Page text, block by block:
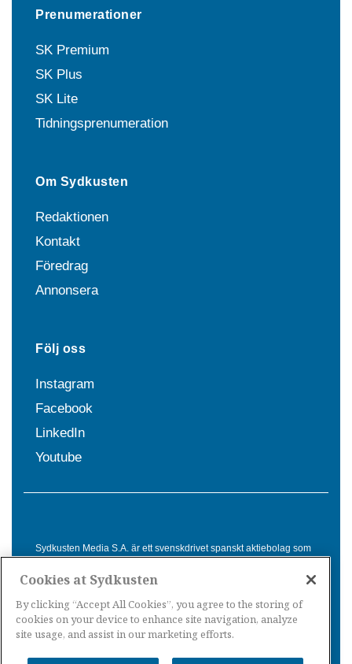
Prenumerationer
SK Premium
SK Plus
SK Lite
Tidningsprenumeration
Om Sydkusten
Redaktionen
Kontakt
Föredrag
Annonsera
Följ oss
Instagram
Facebook
LinkedIn
Youtube
Sydkusten Media S.A. är ett svenskdrivet spanskt aktiebolag som
Spanien. Genom nyhetsbevakning av hela Spanien, med bas på
informationsförmedling för svenskar i Spanien.
Cookies at Sydkusten
By clicking “Accept All Cookies”, you agree to the storing of
cookies on your device to enhance site navigation, analyze
site usage, and assist in our marketing efforts.